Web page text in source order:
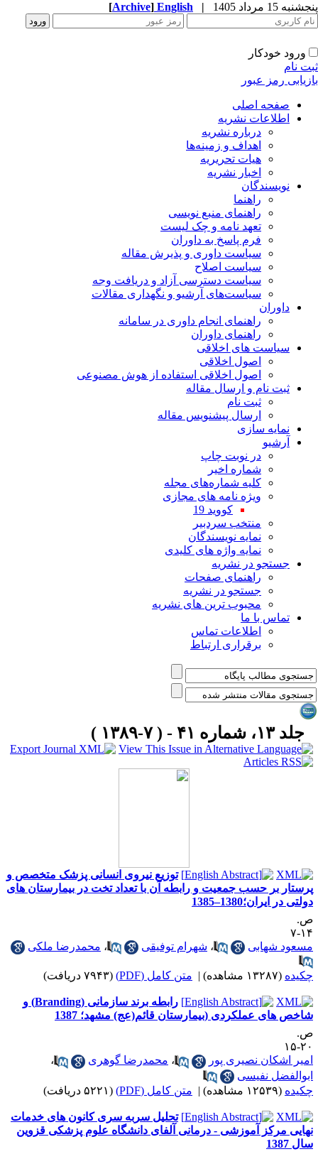
15 مرداد 1405 |
English
[Archive]
ورود خودکار
نام
رمز عبور
صفحه اصلی
اطلاعات نشریه
درباره نشریه
اهداف و زمینه‌ها
هیات تحریریه
اخبار نشریه
نویسندگان
راهنما
راهنمای منبع نویسی
تعهد نامه و چک لیست
فرم پاسخ به داوران
سیاست داوری و پذیرش مقاله
سیاست اصلاح
سیاست دسترسی آزاد و دریافت وجه
سیاست‌های آرشیو و نگهداری مقالات
داوران
راهنمای انجام داوری در سامانه
راهنمای داوران
سیاست های اخلاقی
اصول اخلاقی
اصول اخلاقی استفاده از هوش مصنوعی
ثبت نام و ارسال مقاله
ثبت نام
ارسال پیشنویس مقاله
نمایه سازی
آرشیو
در نوبت چاپ
شماره اخیر
کلیه شماره‌های مجله
ویژه نامه های مجازی
کووید 19
منتخب سردبیر
نمایه نویسندگان
نمایه واژه های کلیدی
جستجو در نشریه
راهنمای صفحات
جستجو در نشریه
محبوب ترین های نشریه
تماس با ما
اطلاعات تماس
برقراری ارتباط
جلد ۱۳، شماره ۴۱ - ( ۷-۱۳۸۹ )
توزیع نیروی انسانی پزشک متخصص و
بر حسب جمعیت و رابطه آن با تعداد تخت در بیمارستان های
در ایران؛1380–1385
۷
شهابی
،شهرام توفیقی ،محمدرضا ملکی
(۱۳۲۸۷ مشاهده) | متن کامل (PDF) (۷۹۴۳ دریافت)
رابطه برند سازمانی (Branding) و
های عملکردی (بیمارستان قائم(عج) مشهد؛ 1387
۱۵
اشکان نصیری پور
،محمدرضا گوهری
،
نفیسی
(۱۲۵۳۹ مشاهده) | متن کامل (PDF) (۵۲۲۱ دریافت)
تحلیل سربه سری کانون های خدمات
مرکز آموزشی - درمانی آلفای دانشگاه علوم پزشکی قزوین
1387